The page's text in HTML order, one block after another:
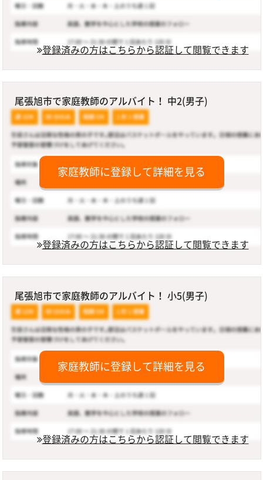
登録済みの方はこちらから認証して閲覧できます
尾張旭市で家庭教師のアルバイト！ 中2(男子)
家庭教師に登録して詳細を見る
登録済みの方はこちらから認証して閲覧できます
尾張旭市で家庭教師のアルバイト！ 小5(男子)
家庭教師に登録して詳細を見る
登録済みの方はこちらから認証して閲覧できます